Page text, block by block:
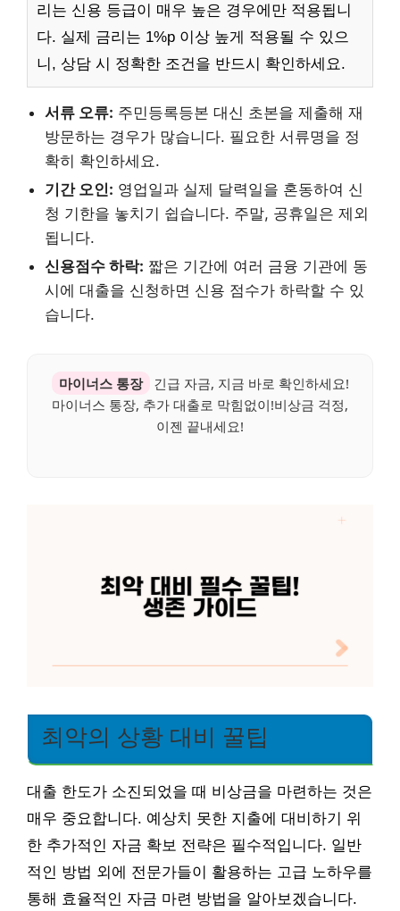
리는 신용 등급이 매우 높은 경우에만 적용됩니
다. 실제 금리는 1%p 이상 높게 적용될 수 있으
니, 상담 시 정확한 조건을 반드시 확인하세요.
서류 오류: 주민등록등본 대신 초본을 제출해 재
방문하는 경우가 많습니다. 필요한 서류명을 정
확히 확인하세요.
기간 오인: 영업일과 실제 달력일을 혼동하여 신
청 기한을 놓치기 쉽습니다. 주말, 공휴일은 제외
됩니다.
신용점수 하락: 짧은 기간에 여러 금융 기관에 동
시에 대출을 신청하면 신용 점수가 하락할 수 있
습니다.
마이너스 통장
긴급 자금, 지금 바로 확인하세요!
마이너스 통장, 추가 대출로 막힘없이!비상금 걱정,
이젠 끝내세요!
최악의 상황 대비 꿀팁
대출 한도가 소진되었을 때 비상금을 마련하는 것은
매우 중요합니다. 예상치 못한 지출에 대비하기 위
한 추가적인 자금 확보 전략은 필수적입니다. 일반
적인 방법 외에 전문가들이 활용하는 고급 노하우를
통해 효율적인 자금 마련 방법을 알아보겠습니다.